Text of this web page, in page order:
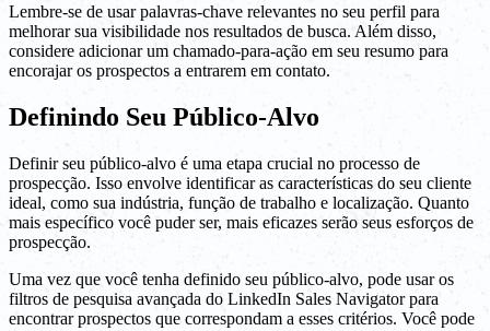
Lembre-se de usar palavras-chave relevantes no seu perfil para
melhorar sua visibilidade nos resultados de busca. Além disso,
considere adicionar um chamado-para-ação em seu resumo para
encorajar os prospectos a entrarem em contato.
Definindo Seu Público-Alvo
Definir seu público-alvo é uma etapa crucial no processo de
prospecção. Isso envolve identificar as características do seu cliente
ideal, como sua indústria, função de trabalho e localização. Quanto
mais específico você puder ser, mais eficazes serão seus esforços de
prospecção.
Uma vez que você tenha definido seu público-alvo, pode usar os
filtros de pesquisa avançada do LinkedIn Sales Navigator para
encontrar prospectos que correspondam a esses critérios. Você pode